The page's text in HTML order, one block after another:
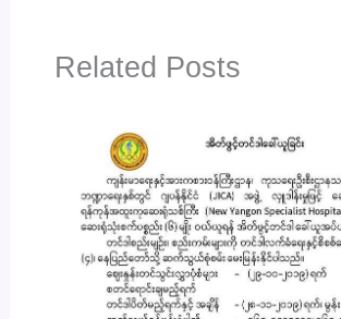
Related Posts